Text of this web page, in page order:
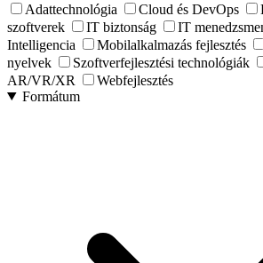
Adattechnológia Cloud és DevOps
szoftverek
IT biztonság IT
Intelligencia
Mobilalkalmazás fejlesztés
nyelvek
Szoftverfejlesztési technológiák
AR/VR/XR
Webfejlesztés
Formátum